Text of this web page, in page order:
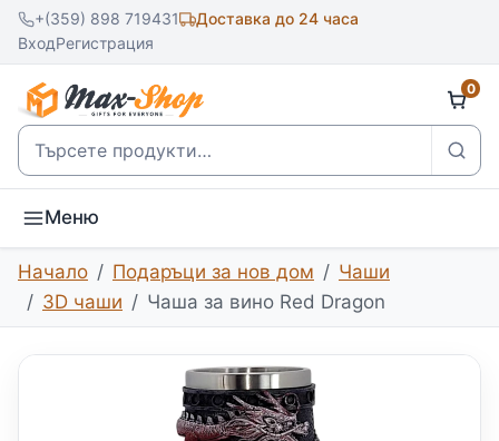
+(359) 898 719431
Доставка до 24 часа
ВходРегистрация
Търсене
0
Меню
Начало Подаръци за нов дом
Чаши
3D чаши
Чаша за вино Red Dragon